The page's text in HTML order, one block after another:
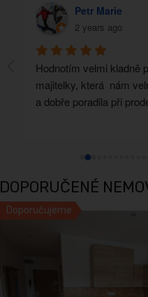
Petr Marie
2 years ago
Hodnotím velmi kladně
majitelky, která  nám
a dobře poradila při
DOPORUČENÉ
Doporučujeme